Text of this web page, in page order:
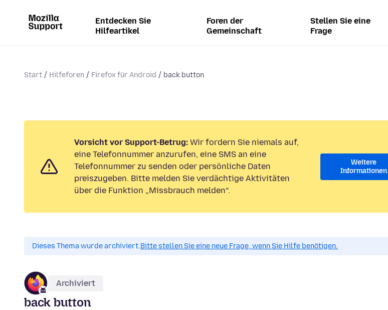
Entdecken Sie
Hilfeartikel
Foren der
Gemeinschaft
Stellen Sie eine
Frage
Start Hilfeforen Firefox für Android back button
Vorsicht vor Support-Betrug: Wir fordern Sie niemals auf,
eine Telefonnummer anzurufen, eine SMS an eine
Telefonnummer zu senden oder persönliche Daten
preiszugeben. Bitte melden Sie verdächtige Aktivitäten
über die Funktion „Missbrauch melden“.
Weitere
Informationen
Dieses Thema wurde archiviert.Bitte stellen Sie eine neue Frage, wenn Sie Hilfe benötigen.
Archiviert
back button